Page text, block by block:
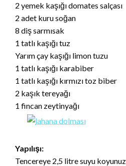
2 yemek kaşığı domates salçası
2 adet kuru soğan
8 diş sarmısak
1 tatlı kaşığı tuz
Yarım çay kaşığı limon tuzu
1 tatlı kaşığı karabiber
1 tatlı kaşığı kırmızı toz biber
2 kaşık tereyağı
1 fincan zeytinyağı
Yapılışı:
Tencereye 2,5 litre suyu